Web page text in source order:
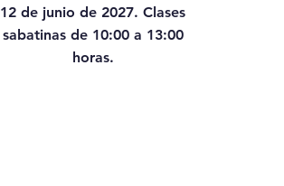
12 de junio de 2027. Clases
sabatinas de 10:00 a 13:00
horas.